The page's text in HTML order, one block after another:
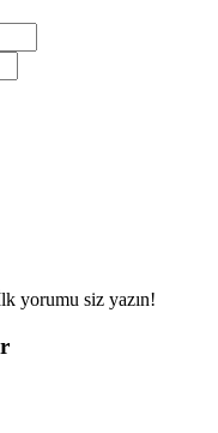
yorumu siz yazın!